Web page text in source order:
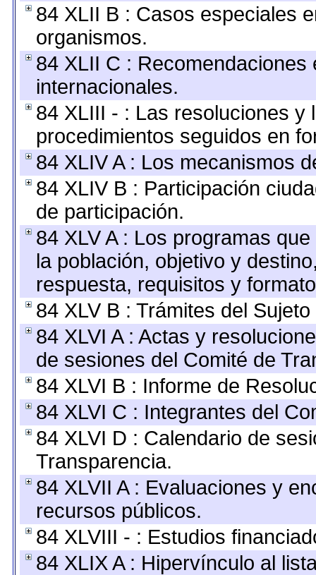
84 XLII B : Casos especiales
organismos.
84 XLII C :
internacionales.
84 XLIII - : Las resoluciones
procedimientos seguidos en
84 XLIV A : Los mecanismos
84 XLIV B : Participación
de participación.
84 XLV A : Los programas
la población, objetivo y
respuesta, requisitos y
84 XLV B : Trámites del
84 XLVI A : Actas y
de sesiones del Comité de
84 XLVI B : Informe de
84 XLVI C : Integrantes del
84 XLVI D : Calendario de
Transparencia.
84 XLVII A : Evaluaciones y
recursos públicos.
84 XLVIII - : Estudios
84 XLIX A : Hipervínculo al